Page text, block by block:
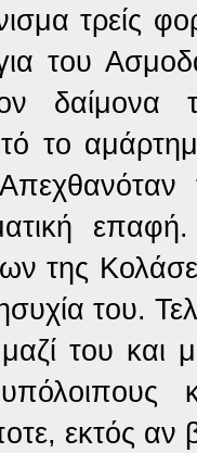
τρείς
του
δαίμονα
το
της
του.
του
εκτός